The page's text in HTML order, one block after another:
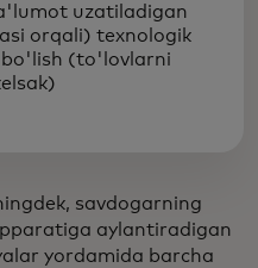
uzatiladigan
orqali) texnologik
(to'lovlarni
savdogarning
aylantiradigan
yordamida barcha